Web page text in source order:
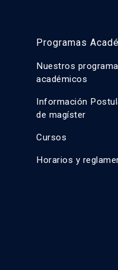
Programas
Nuestros
académicos
Información
de magíster
Cursos
Horarios y